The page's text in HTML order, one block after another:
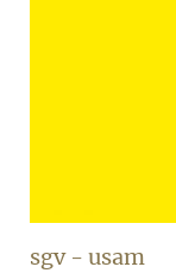
sgv - usam